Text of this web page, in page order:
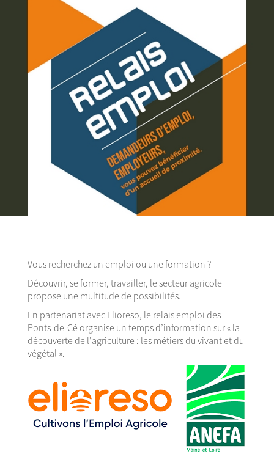
Vous recherchez un emploi ou une formation ?
Découvrir, se former, travailler, le secteur agricole
propose une multitude de possibilités.
En partenariat avec Elioreso, le relais emploi des
Ponts-de-Cé organise un temps d’information sur « la
découverte de l’agriculture : les métiers du vivant et du
végétal ».